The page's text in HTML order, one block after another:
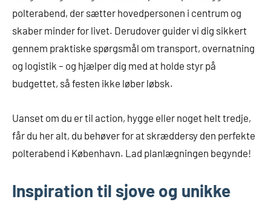
polterabend, der sætter hovedpersonen i centrum og
skaber minder for livet. Derudover guider vi dig sikkert
gennem praktiske spørgsmål om transport, overnatning
og logistik – og hjælper dig med at holde styr på
budgettet, så festen ikke løber løbsk.
Uanset om du er til action, hygge eller noget helt tredje,
får du her alt, du behøver for at skræddersy den perfekte
polterabend i København. Lad planlægningen begynde!
Inspiration til sjove og unikke